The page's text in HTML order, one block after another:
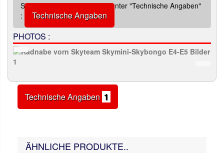
Siehe zusätzliche Abbildung unter "Technische Angaben"
:
Technische Angaben
PHOTOS :
Technische Angaben 1
ÄHNLICHE PRODUKTE..